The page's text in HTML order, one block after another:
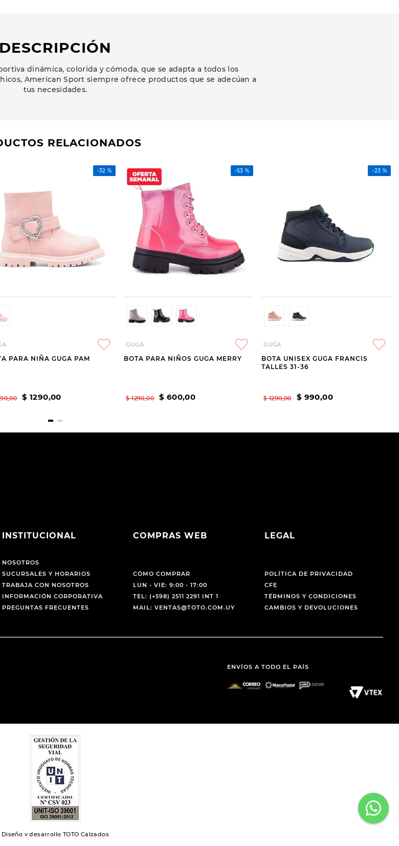
DESCRIPCIÓN
dinámica, colorida y cómoda, que se adapta a todos los
American Sport siempre ofrece productos que se adecúan a
tus necesidades.
RELACIONADOS
-32 %
PARA NIÑA GUGA PAM
,00 $ 1290,00
-53 %
GUGA
BOTA PARA NIÑOS GUGA MERRY
$ 1290,00 $ 600,00
-23 %
GUGA
BOTA UNISEX GUGA FRANCIS
TALLES 31-36
$ 1290,00 $ 990,00
INSTITUCIONAL
NOSOTROS
SUCURSALES Y HORARIOS
TRABAJA CON NOSOTROS
INFORMACIÓN CORPORATIVA
PREGUNTAS FRECUENTES
COMPRAS WEB
CÓMO COMPRAR
LUN - VIE: 9:00 - 17:00
TEL: (+598) 2511 2291 INT 1
MAIL: VENTAS@TOTO.COM.UY
LEGAL
POLÍTICA DE PRIVACIDAD
CFE
TÉRMINOS Y CONDICIONES
CAMBIOS Y DEVOLUCIONES
ENVÍOS A TODO EL PAÍS
Diseño y desarrollo TOTO Calzados